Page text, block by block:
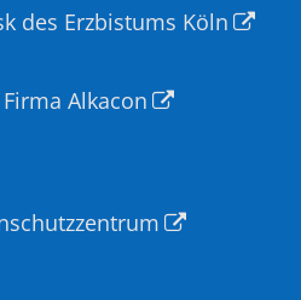
des Erzbistums Köln
Alkacon